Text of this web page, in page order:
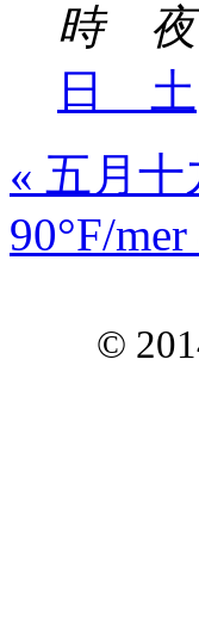
時 夜
日 土
« 五月十
90°F/mer
©